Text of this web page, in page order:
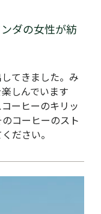
ダの女性が紡
てきました。み
しんでいます
ーヒーのキリッ
コーヒーのスト
ださい。